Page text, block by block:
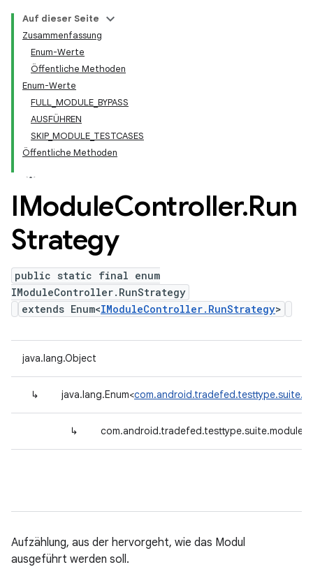
Auf dieser Seite
Zusammenfassung
Enum-Werte
Öffentliche Methoden
Enum-Werte
FULL_MODULE_BYPASS
AUSFÜHREN
SKIP_MODULE_TESTCASES
Öffentliche Methoden
IModuleController.Run
Strategy
public static final enum
IModuleController.RunStrategy
extends Enum<IModuleController.RunStrategy>
java.lang.Object
↳ java.lang.Enum<
↳
Aufzählung, aus der hervorgeht, wie das Modul
ausgeführt werden soll.